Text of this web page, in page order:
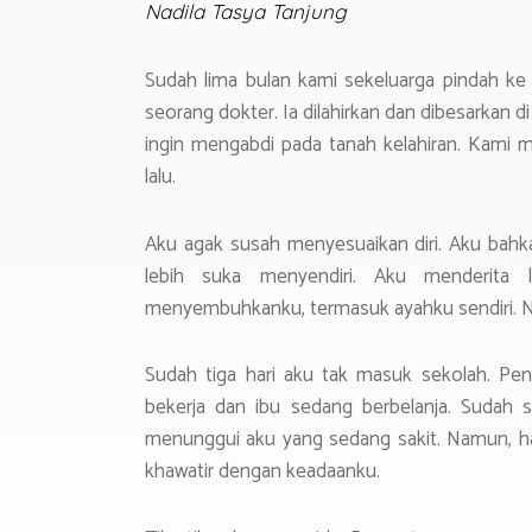
ok A
p
p
a
m
Nadila Tasya Tanjung
Sudah lima bulan kami sekeluarga pindah
seorang dokter. Ia dilahirkan dan dibesarkan
ingin mengabdi pada tanah kelahiran. Kami
lalu.
Aku agak susah menyesuaikan diri. Aku
lebih suka menyendiri. Aku menderita
menyembuhkanku, termasuk ayahku sendiri.
Sudah tiga hari aku tak masuk sekolah.
bekerja dan ibu sedang berbelanja.
menunggui aku yang sedang sakit. Namun,
khawatir dengan keadaanku.